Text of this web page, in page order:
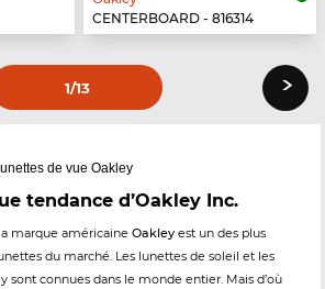
CENTERBOARD - 816314
1/13 ›
de vue Oakley
tendance d’Oakley Inc.
marque américaine Oakley est un des plus
du marché. Les lunettes de soleil et les
sont connues dans le monde entier. Mais d’où